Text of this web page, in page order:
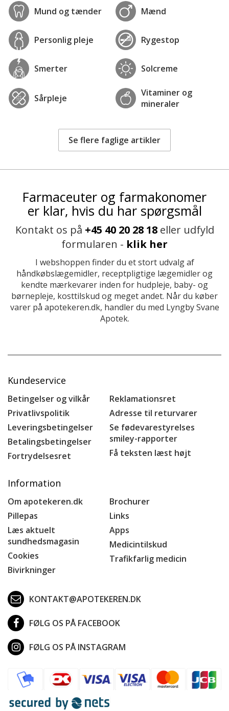
Mund og tænder Mænd
Personlig pleje Rygestop
Smerter Solcreme
Sårpleje
Vitaminer og
mineraler
Se flere faglige artikler
Farmaceuter og farmakonomer
er klar, hvis du har spørgsmål
Kontakt os på +45 40 20 28 18eller udfyld
formularen - klik her
I webshoppen finder du et stort udvalg af
håndkøbslægemidler, receptpligtige lægemidler og
kendte mærkevarer inden for hudpleje, baby- og
børnepleje, kosttilskud og meget andet. Når du køber
varer på apotekeren.dk, handler du med Lyngby Svane
Apotek.
Kundeservice
Betingelser og vilkår
Privatlivspolitik
Leveringsbetingelser
Betalingsbetingelser
Fortrydelsesret
Reklamationsret
Adresse til returvarer
Se fødevarestyrelses
smiley-rapporter
Få teksten læst højt
Information
Om apotekeren.dk
Pillepas
Læs aktuelt
sundhedsmagasin
Cookies
Bivirkninger
Brochurer
Links
Apps
Medicintilskud
Trafikfarlig medicin
KONTAKT@APOTEKEREN.DK
FØLG OS PÅ FACEBOOK
FØLG OS PÅ INSTAGRAM